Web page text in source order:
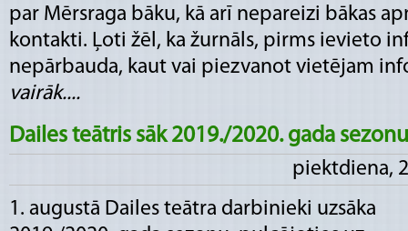
par Mērsraga bāku, kā arī nepareizi bākas
kontakti. Ļoti žēl, ka žurnāls, pirms ievieto
nepārbauda, kaut vai piezvanot vietējam
vairāk....
Dailes teātris sāk 2019./2020. gada sezonu
piektdiena,
1. augustā Dailes teātra darbinieki uzsāka